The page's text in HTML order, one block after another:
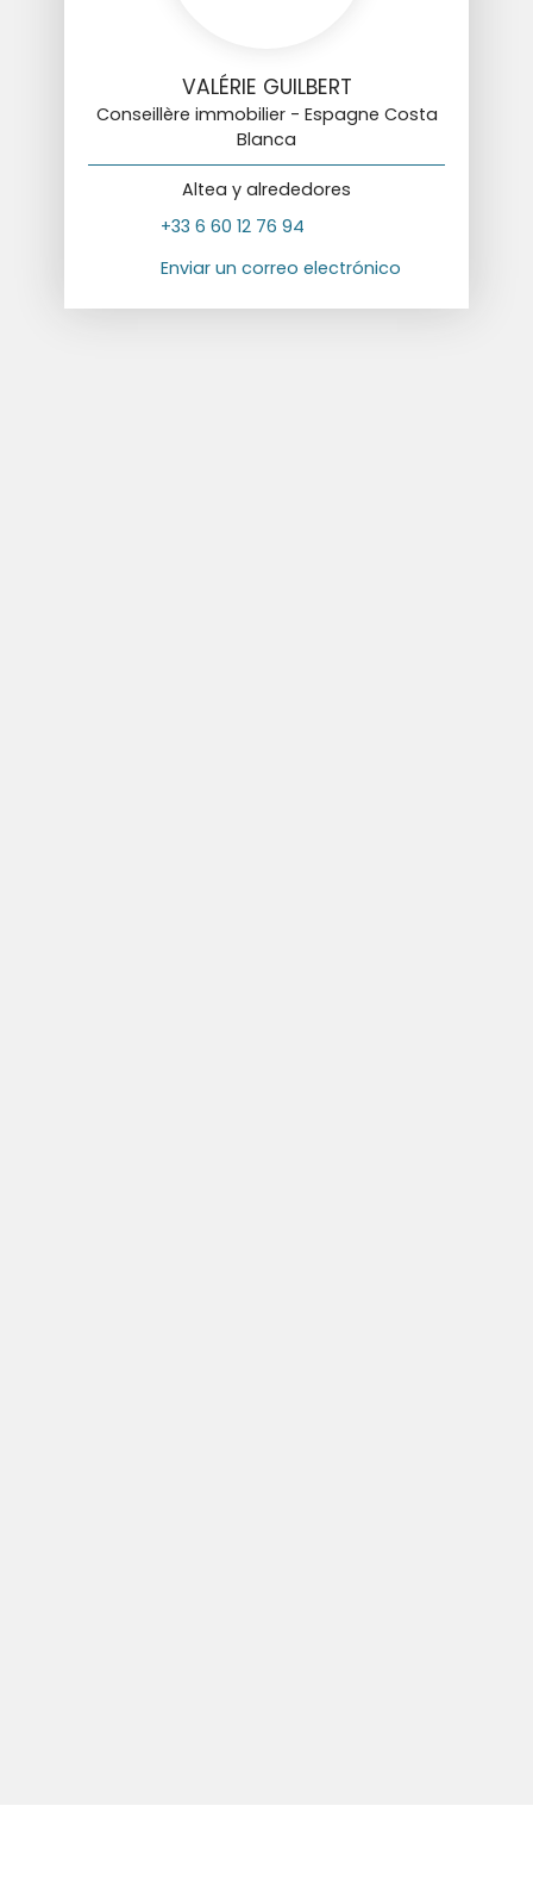
VALÉRIE GUILBERT
Conseillère immobilier - Espagne Costa
Blanca
Altea y alrededores
+33 6 60 12 76 94
Enviar un correo electrónico